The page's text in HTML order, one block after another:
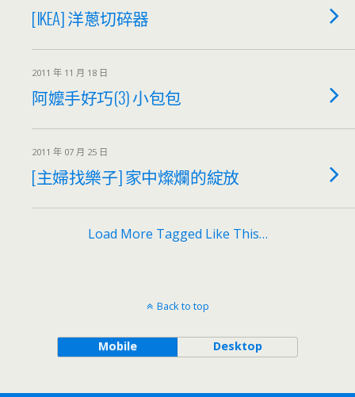
[IKEA] 洋蔥切碎器
2011 年 11 月 18 日
阿嬤手好巧(3) 小包包
2011 年 07 月 25 日
[主婦找樂子] 家中燦爛的綻放
Load More Tagged Like This…
Back to top
Mobile Desktop